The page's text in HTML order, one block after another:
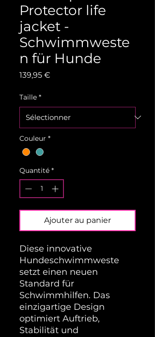
Protector life
jacket -
Schwimmweste
n für Hunde
139,95 €
Taille *
Couleur *
Quantité *
Ajouter au panier
Diese innovative
Hundeschwimmweste
setzt einen neuen
Standard für
Schwimmhilfen. Das
einzigartige Design
optimiert Auftrieb,
Stabilität und